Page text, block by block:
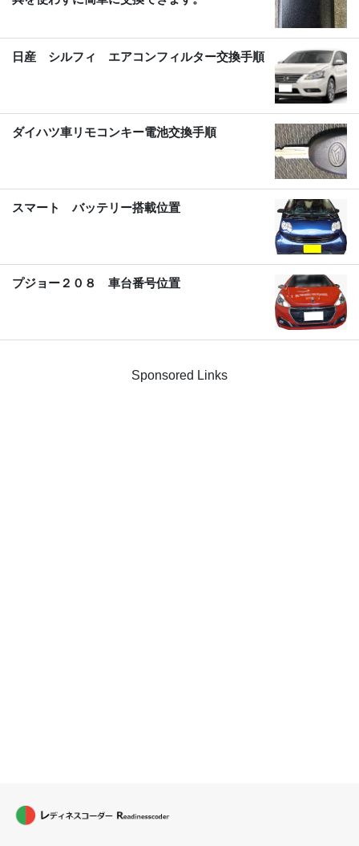
日産 シルフィ エアコンフィルター交換手順
ダイハツ車リモコンキー電池交換手順
スマート バッテリー搭載位置
プジョー２０８ 車台番号位置
Sponsored Links